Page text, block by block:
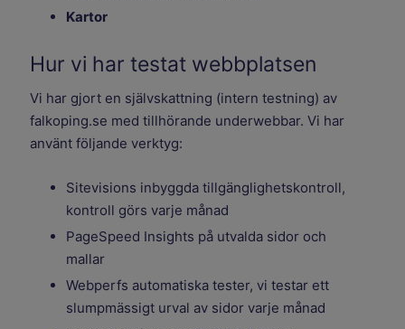
Kartor
Hur vi har testat webbplatsen
Vi har gjort en självskattning (intern testning) av
falkoping.se med tillhörande underwebbar. Vi har
använt följande verktyg:
Sitevisions inbyggda tillgänglighetskontroll,
kontroll görs varje månad
PageSpeed Insights på utvalda sidor och
mallar
Webperfs automatiska tester, vi testar ett
slumpmässigt urval av sidor varje månad